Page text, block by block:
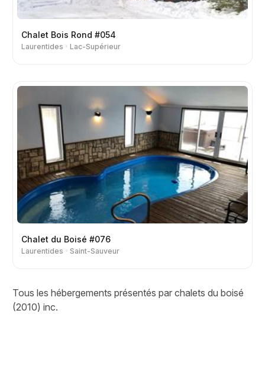
Chalet Bois Rond #054
Laurentides Lac-Supérieur
Chalet du Boisé #076
Laurentides Saint-Sauveur
Tous les hébergements présentés par chalets du boisé
(2010) inc.